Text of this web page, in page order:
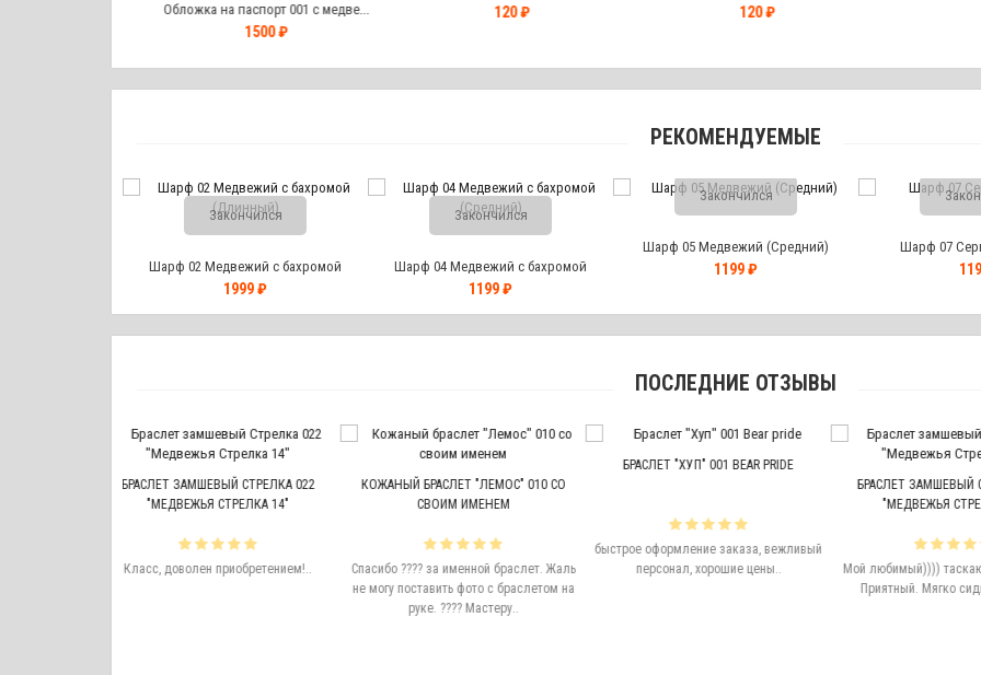
Обложка на паспорт 001 с медве...
1500 ₽
120 ₽ 120 ₽
РЕКОМЕНДУЕМЫЕ
Закончился
Шарф 02 Медвежий с бахромой
(Длинный)
1999 ₽
Закончился
Шарф 04 Медвежий с бахромой
(Средний)
1199 ₽
Закончился
Шарф 05 Медвежий (Средний)
1199 ₽
Шарф 07
ПОСЛЕДНИЕ ОТЗЫВЫ
ЗАМШЕВЫЙ СТРЕЛКА 022
приобретением!..
КОЖАНЫЙ БРАСЛЕТ "ЛЕМОС" 010 СО
СВОИМ ИМЕНЕМ
Спасибо ???? за именной браслет. Жаль
не могу поставить фото с браслетом на
БРАСЛЕТ "ХУП" 001 BEAR PRIDE
быстрое оформление заказа, вежливый
персонал, хорошие цены..
БРАСЛЕТ ЗАМШЕВЫЙ СТРЕЛКА 022
Мой любимый)))) таскаю каждый день.
Приятный. Мягко сидит на руке...